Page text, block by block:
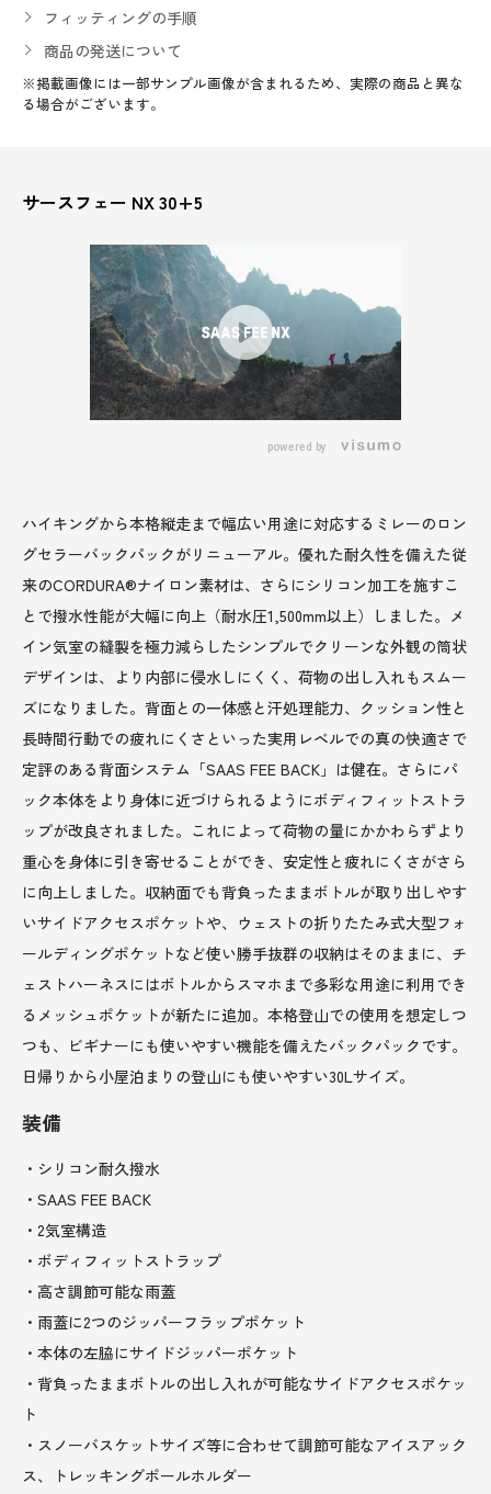
フィッティングの手順
商品の発送について
※掲載画像には一部サンプル画像が含まれるため、実際の商品と異な
る場合がございます。
サースフェー NX 30+5
powered by
ハイキングから本格縦走まで幅広い用途に対応するミレーのロン
グセラーバックパックがリニューアル。優れた耐久性を備えた従
来のCORDURA®ナイロン素材は、さらにシリコン加工を施すこ
とで撥水性能が大幅に向上（耐水圧1,500mm以上）しました。メ
イン気室の縫製を極力減らしたシンプルでクリーンな外観の筒状
デザインは、より内部に侵水しにくく、荷物の出し入れもスムー
ズになりました。背面との一体感と汗処理能力、クッション性と
長時間行動での疲れにくさといった実用レベルでの真の快適さで
定評のある背面システム「SAAS FEE BACK」は健在。さらにパ
ック本体をより身体に近づけられるようにボディフィットストラ
ップが改良されました。これによって荷物の量にかかわらずより
重心を身体に引き寄せることができ、安定性と疲れにくさがさら
に向上しました。収納面でも背負ったままボトルが取り出しやす
いサイドアクセスポケットや、ウェストの折りたたみ式大型フォ
ールディングポケットなど使い勝手抜群の収納はそのままに、チ
ェストハーネスにはボトルからスマホまで多彩な用途に利用でき
るメッシュポケットが新たに追加。本格登山での使用を想定しつ
つも、ビギナーにも使いやすい機能を備えたバックパックです。
日帰りから小屋泊まりの登山にも使いやすい30Lサイズ。
装備
・シリコン耐久撥水
・SAAS FEE BACK
・2気室構造
・ボディフィットストラップ
・高さ調節可能な雨蓋
・雨蓋に2つのジッパーフラップポケット
・本体の左脇にサイドジッパーポケット
・背負ったままボトルの出し入れが可能なサイドアクセスポケッ
ト
・スノーバスケットサイズ等に合わせて調節可能なアイスアック
ス、トレッキングポールホルダー